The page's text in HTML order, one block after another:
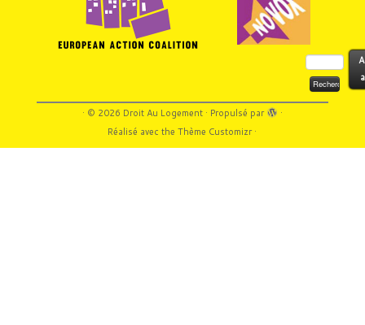
Rechercher :
· © 2026 Droit Au Logement· Propulsé par
·
Réalisé avec theThème Customizr·